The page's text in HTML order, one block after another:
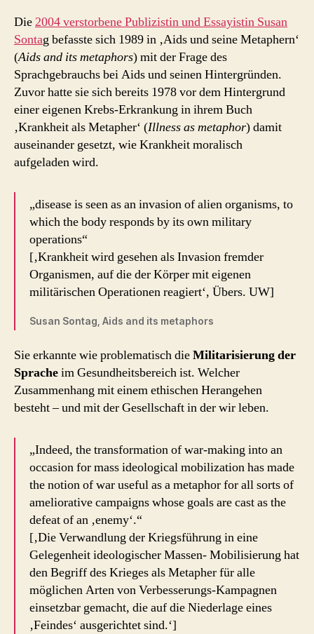
Die2004 verstorbene Publizistin und Essayistin Susan
Sontag befasste sich 1989 in ‚Aids und seine Metaphern‘
(Aids and its metaphors) mit der Frage des
Sprachgebrauchs bei Aids und seinen Hintergründen.
Zuvor hatte sie sich bereits 1978 vor dem Hintergrund
einer eigenen Krebs-Erkrankung in ihrem Buch
‚Krankheit als Metapher‘ (Illness as metaphor) damit
auseinander gesetzt, wie Krankheit moralisch
aufgeladen wird.
„disease is seen as an invasion of alien organisms, to
which the body responds by its own military
operations“
[‚Krankheit wird gesehen als Invasion fremder
Organismen, auf die der Körper mit eigenen
militärischen Operationen reagiert‘, Übers. UW]
Susan Sontag, Aids and its metaphors
Sie erkannte wie problematisch dieMilitarisierung der
Spracheim Gesundheitsbereich ist. Welcher
Zusammenhang mit einem ethischen Herangehen
besteht – und mit der Gesellschaft in der wir leben.
„Indeed, the transformation of war-making into an
occasion for mass ideological mobilization has made
the notion of war useful as a metaphor for all sorts of
ameliorative campaigns whose goals are cast as the
defeat of an ‚enemy‘.“
[‚Die Verwandlung der Kriegsführung in eine
Gelegenheit ideologischer Massen- Mobilisierung hat
den Begriff des Krieges als Metapher für alle
möglichen Arten von Verbesserungs-Kampagnen
einsetzbar gemacht, die auf die Niederlage eines
‚Feindes‘ ausgerichtet sind.‘]